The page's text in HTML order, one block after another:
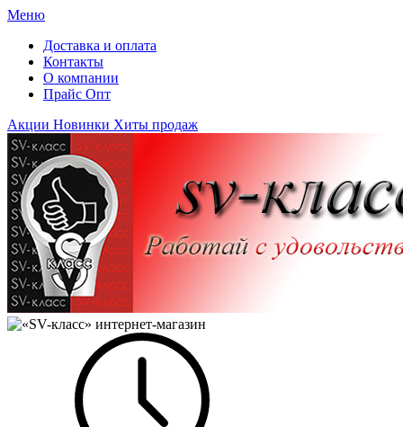
Меню
Доставка и оплата
Контакты
О компании
Прайс Опт
Акции Новинки Хиты продаж